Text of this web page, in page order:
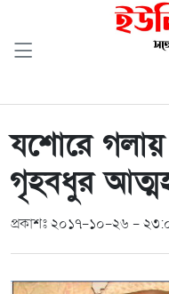
যশোরে
গৃহবধুর
প্রকাশঃ ২০১৭-১০-২৬ -